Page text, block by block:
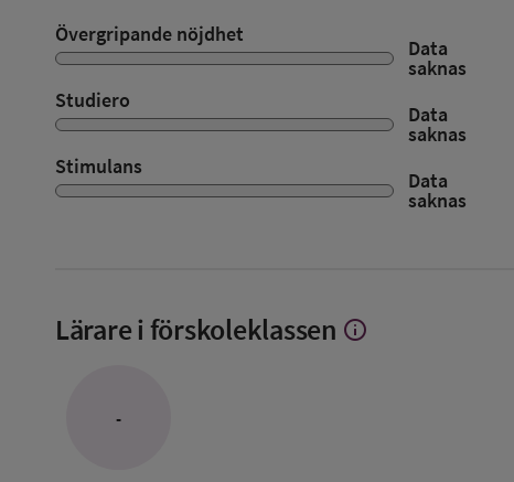
Övergripande nöjdhet
Data
saknas
Studiero
Data
saknas
Stimulans
Data
saknas
Lärare i förskoleklassen Visa
info
-